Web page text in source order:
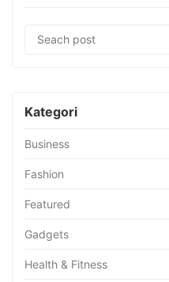
Kategori
Business
Fashion
Featured
Gadgets
Health & Fitness